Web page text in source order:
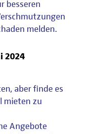
besseren
melden.
2024
aber finde es
mieten zu
Angebote